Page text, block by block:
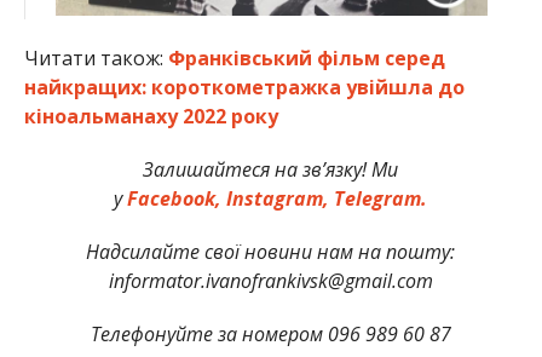
Читати також: Франківський фільм серед
найкращих: короткометражка увійшла до
кіноальманаху 2022 року
Залишайтеся на зв’язку! Ми
уFacebook, Instagram, Telegram.
Надсилайте свої новини нам на пошту:
informator.ivanofrankivsk@gmail.com
Телефонуйте за номером 096 989 60 87